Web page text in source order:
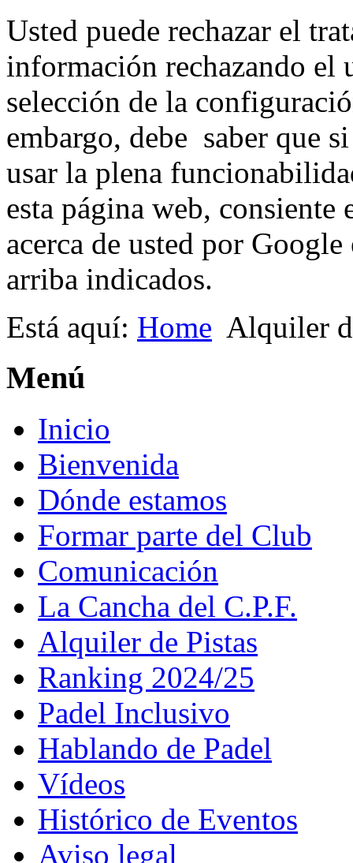
Usted puede rechazar el
información rechazando el
selección de la
embargo, debe saber que
usar la plena
esta página web,
acerca de usted por
arriba indicados.
Está aquí: Home Alquiler
Menú
Inicio
Bienvenida
Dónde estamos
Formar parte del Club
Comunicación
La Cancha del C.P.F.
Alquiler de Pistas
Ranking 2024/25
Padel Inclusivo
Hablando de Padel
Vídeos
Histórico de Eventos
Aviso legal